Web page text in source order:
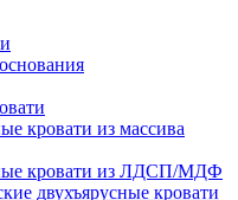
кровати из массива
кровати из ЛДСП/МДФ
двухъярусные кровати